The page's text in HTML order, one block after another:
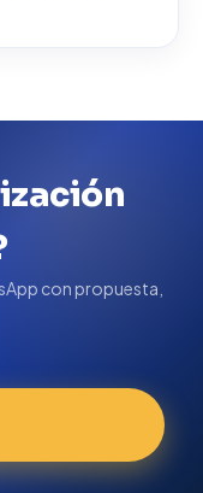
con propuesta,